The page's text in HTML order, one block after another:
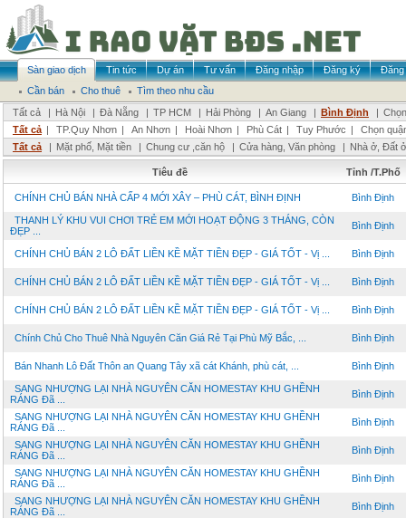
Sàn giao dịch Tin tức Dự án Tư vấn Đăng nhập Đăng ký
Đăng
Cần bán
Cho thuê
Tìm theo nhu cầu
Tất cả
| Hà Nội | Đà Nẵng | TP HCM | Hải Phòng | An Giang | Bình Định |
Tất cả | TP.Quy Nhơn | An Nhơn | Hoài Nhơn | Phù Cát | Tuy Phước |
Chọn
Tất cả
| Mặt phố, Mặt tiền | Chung cư ,căn hộ | Cửa hàng, Văn phòng | Nhà ở, Đất ở
Tiêu đề Tỉnh /T.Phố
CHÍNH CHỦ BÁN NHÀ CẤP 4 MỚI XÂY – PHÙ CÁT, BÌNH ĐỊNH Bình Định
THANH LÝ KHU VUI CHƠI TRẺ EM MỚI HOẠT ĐỘNG 3 THÁNG, CÒN
ĐẸP ...
Bình Định
CHÍNH CHỦ BÁN 2 LÔ ĐẤT LIỀN KỀ MẶT TIỀN ĐẸP - GIÁ TỐT - Vị ... Bình Định
CHÍNH CHỦ BÁN 2 LÔ ĐẤT LIỀN KỀ MẶT TIỀN ĐẸP - GIÁ TỐT - Vị ... Bình Định
CHÍNH CHỦ BÁN 2 LÔ ĐẤT LIỀN KỀ MẶT TIỀN ĐẸP - GIÁ TỐT - Vị ... Bình Định
Chính Chủ Cho Thuê Nhà Nguyên Căn Giá Rẻ Tại Phù Mỹ Bắc, ... Bình Định
Bán Nhanh Lô Đất Thôn an Quang Tây xã cát Khánh, phù cát, ... Bình Định
SANG NHƯỢNG LẠI NHÀ NGUYÊN CĂN HOMESTAY KHU GHỀNH
RÁNG Đã ...
Bình Định
SANG NHƯỢNG LẠI NHÀ NGUYÊN CĂN HOMESTAY KHU GHỀNH
RÁNG Đã ...
Bình Định
SANG NHƯỢNG LẠI NHÀ NGUYÊN CĂN HOMESTAY KHU GHỀNH
RÁNG Đã ...
Bình Định
SANG NHƯỢNG LẠI NHÀ NGUYÊN CĂN HOMESTAY KHU GHỀNH
RÁNG Đã ...
Bình Định
SANG NHƯỢNG LẠI NHÀ NGUYÊN CĂN HOMESTAY KHU GHỀNH
RÁNG Đã ...
Bình Định